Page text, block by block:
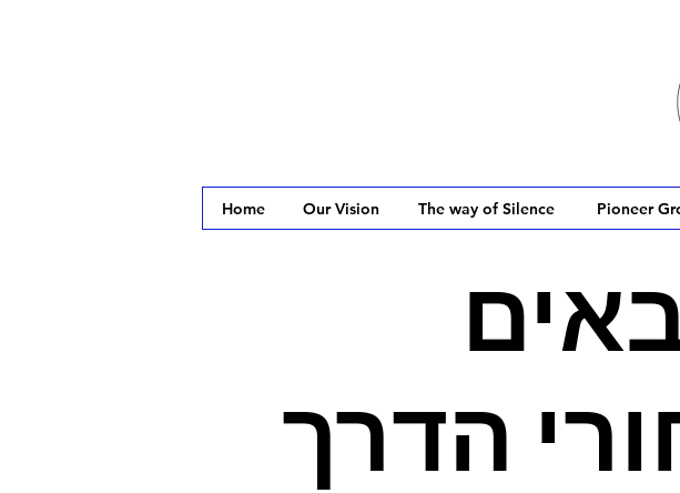
Home Our Vision The way of Silence Pioneer
הדרך